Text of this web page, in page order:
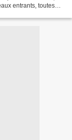
entrants, toutes